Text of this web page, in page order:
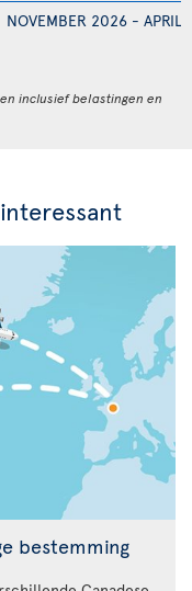
NOVEMBER 2026 - APRIL
inclusief belastingen en
bestemming